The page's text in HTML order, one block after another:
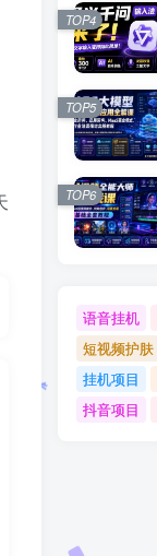
TOP4
TOP5
TOP6
语音挂机
短视频护肤
挂机项目
抖音项目